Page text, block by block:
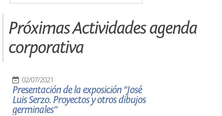
Próximas Actividades agenda
corporativa
02/07/2021
Presentación de la exposición "José
Luis Serzo. Proyectos y otros dibujos
germinales"